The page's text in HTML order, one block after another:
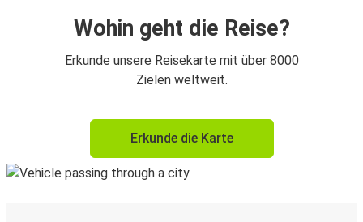
Wohin geht die Reise?
Erkunde unsere Reisekarte mit über 8000
Zielen weltweit.
Erkunde die Karte